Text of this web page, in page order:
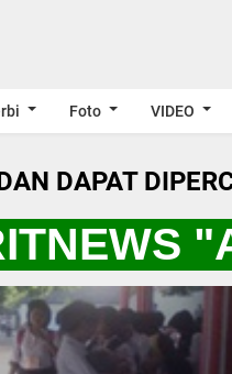
Foto VIDEO
DAPAT